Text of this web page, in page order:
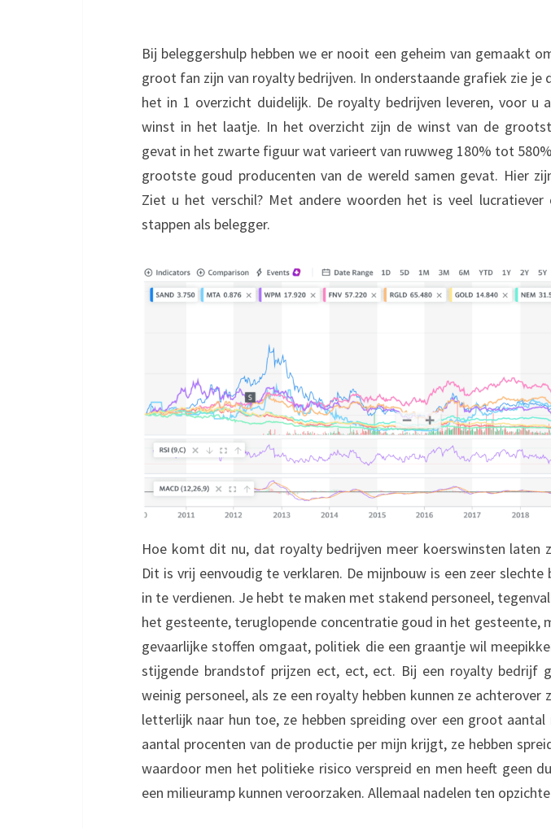
Bij beleggershulp hebben we er nooit een geheim van gemaakt
groot fan zijn van royalty bedrijven. In onderstaande grafiek zie je
het in 1 overzicht duidelijk. De royalty bedrijven leveren, voor u
winst in het laatje. In het overzicht zijn de winst van de
gevat in het zwarte figuur wat varieert van ruwweg 180% tot
grootste goud producenten van de wereld samen gevat. Hier
Ziet u het verschil? Met andere woorden het is veel
stappen als belegger.
Hoe komt dit nu, dat royalty bedrijven meer koerswinsten laten
Dit is vrij eenvoudig te verklaren. De mijnbouw is een zeer
in te verdienen. Je hebt te maken met stakend personeel,
het gesteente, teruglopende concentratie goud in het gesteente,
gevaarlijke stoffen omgaat, politiek die een graantje wil
stijgende brandstof prijzen ect, ect, ect. Bij een royalty bedrijf
weinig personeel, als ze een royalty hebben kunnen ze
letterlijk naar hun toe, ze hebben spreiding over een groot aantal
aantal procenten van de productie per mijn krijgt, ze hebben
waardoor men het politieke risico verspreid en men heeft geen
een milieuramp kunnen veroorzaken. Allemaal nadelen ten